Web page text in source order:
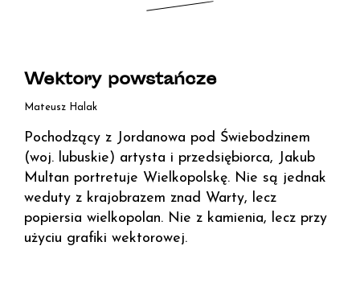
Wektory powstańcze
Mateusz Halak
Pochodzący z Jordanowa pod Świebodzinem
(woj. lubuskie) artysta i przedsiębiorca, Jakub
Multan portretuje Wielkopolskę. Nie są jednak
weduty z krajobrazem znad Warty, lecz
popiersia wielkopolan. Nie z kamienia, lecz przy
użyciu grafiki wektorowej.